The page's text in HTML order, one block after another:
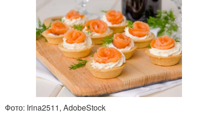
Фото: Irina2511, AdobeStock